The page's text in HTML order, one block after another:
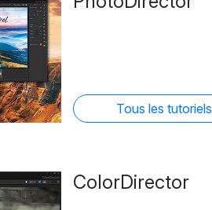
Tous les tutoriels
ColorDirector